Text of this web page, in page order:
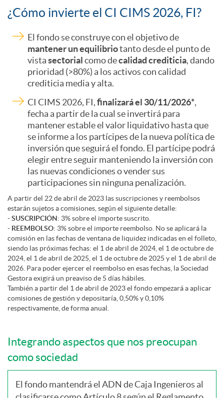
n
d
t
l
e
A
l
a
c
i
o
n
e
s
C
m
n
v
i
e
r
t
e
¿Cómo invierte el CI CIMS 2026, FI?
El fondo se construye con el objetivo de
mantener un equilibriotanto desde el punto de
vistasectorialcomo decalidad crediticia, dando
prioridad (>80%) a los activos con calidad
crediticia media y alta.
CI CIMS 2026, FI,finalizará el 30/11/2026*,
fecha a partir de la cual se invertirá para
mantener estable el valor liquidativo hasta que
se informe a los partícipes de la nueva política de
inversión que seguirá el fondo. El partícipe podrá
elegir entre seguir manteniendo la inversión con
las nuevas condiciones o vender sus
participaciones sin ninguna penalización.
A partir del 22 de abril de 2023 las suscripciones y reembolsos
estarán sujetos a comisiones, según el siguiente detalle:
- SUSCRIPCIÓN: 3% sobre el importe suscrito.
- REEMBOLSO: 3% sobre el importe reembolso. No se aplicará la
comisión en las fechas de ventana de liquidez indicadas en el folleto,
siendo las próximas fechas: el 1 de abril de 2024, el 1 de octubre de
2024, el 1 de abril de 2025, el 1 de octubre de 2025 y el 1 de abril de
2026. Para poder ejercer el reembolso en esas fechas, la Sociedad
Gestora exigirá un preaviso de 5 días hábiles.
También a partir del 1 de abril de 2023 el fondo empezará a aplicar
comisiones de gestión y depositaría, 0,50% y 0,10%
respectivamente, de forma anual.
Integrando aspectos que nos preocupan
como sociedad
El fondo mantendrá el ADN de Caja Ingenieros al